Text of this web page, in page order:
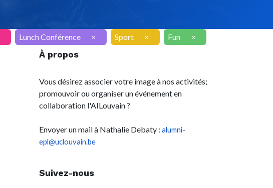
Lunch Conférence × Sport × Fun ×
À propos
Vous désirez associer votre image à nos activités;
promouvoir ou organiser un événement en
collaboration l'AILouvain ?
Envoyer un mail à Nathalie Debaty : alumni-
epl@uclouvain.be
Suivez-nous